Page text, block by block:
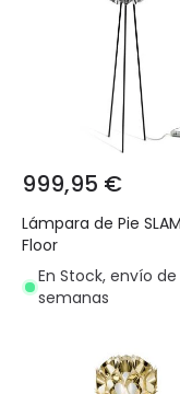
999,95 €
Lámpara de Pie
Floor
En Stock, envío de
semanas